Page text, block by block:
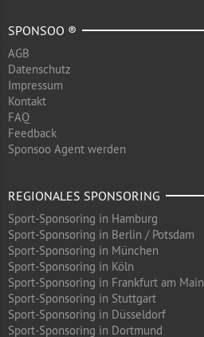
SPONSOO ®
AGB
Datenschutz
Impressum
Kontakt
FAQ
Feedback
Sponsoo Agent werden
REGIONALES SPONSORING
Sport-Sponsoring in Hamburg
Sport-Sponsoring in Berlin / Potsdam
Sport-Sponsoring in München
Sport-Sponsoring in Köln
Sport-Sponsoring in Frankfurt am Main
Sport-Sponsoring in Stuttgart
Sport-Sponsoring in Düsseldorf
Sport-Sponsoring in Dortmund